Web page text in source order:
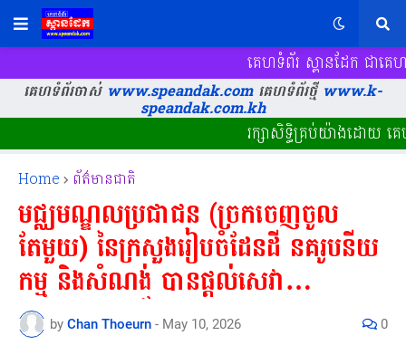
គេហទំព័រ ស្ពានដែក​ ជាគ
គេហទំព័រចាស់www.speandak.comគេហទំព័រថ្មីwww.k-
speandak.com.kh
រក្សាសិទ្ធិគ្រប់យ៉ាងដោយ
Home ព័ត៌មានជាតិ
មជ្ឈមណ្ឌលប្រជាជន (ច្រកចេញចូល
តែមួយ) នៃក្រសួងរៀបចំដែនដី នគរូបនីយ
កម្ម និងសំណង់ បានផ្តល់សេវា
សាធារណៈរហ័ស (Express
by Chan Thoeurn - May 10, 2026 0